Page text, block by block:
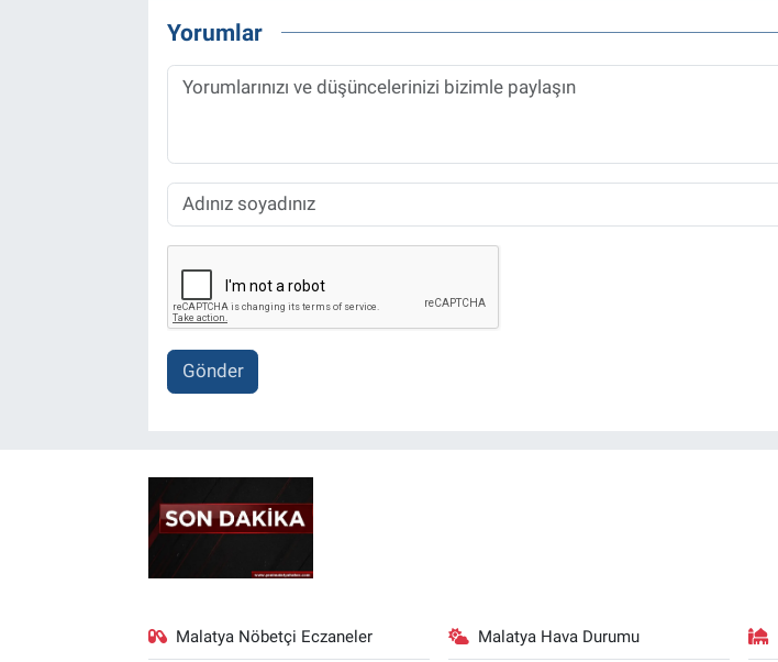
Yorumlar
Gönder
Malatya Nöbetçi Eczaneler Malatya Hava Durumu